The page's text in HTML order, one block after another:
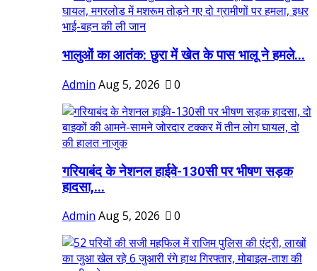
भालुओं का आतंक: छुरा में खेत के पास भालू ने हमले...
Admin Aug 5, 2026 0
गरियाबंद के नेशनल हाईवे-130सी पर भीषण सड़क
हादसा,...
Admin Aug 5, 2026 0